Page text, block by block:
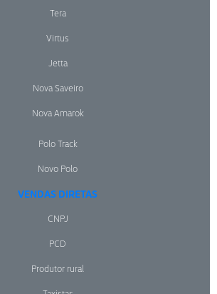
Tera
Virtus
Jetta
Nova Saveiro
Nova Amarok
Polo Track
Novo Polo
VENDAS DIRETAS
CNPJ
PCD
Produtor rural